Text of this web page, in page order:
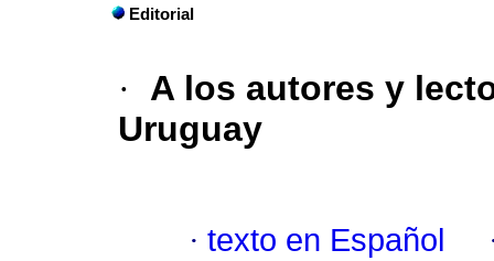
Editorial
·
A los autores y
Uruguay
· texto en Español